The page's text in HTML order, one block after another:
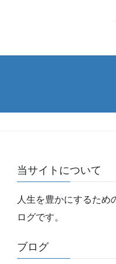
当サイトについて
人生を豊かにするた
ログです。
ブログ